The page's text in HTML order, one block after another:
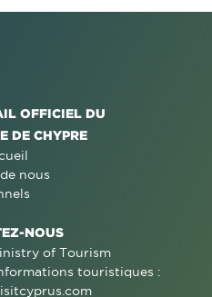
OFFICIEL DU
DE CHYPRE
nous
NOUS
of Tourism
touristiques :